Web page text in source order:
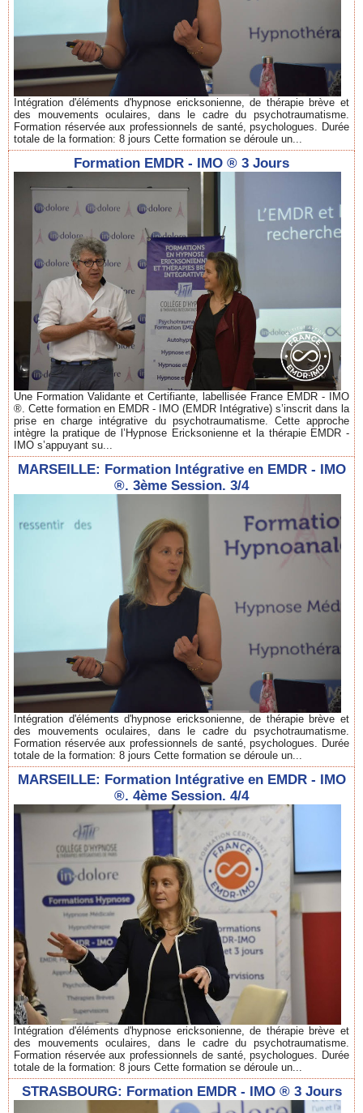
Intégration d'éléments d'hypnose ericksonienne, de thérapie brève et
des mouvements oculaires, dans le cadre du psychotraumatisme.
Formation réservée aux professionnels de santé, psychologues. Durée
totale de la formation: 8 jours Cette formation se déroule un...
Formation EMDR - IMO ® 3 Jours
Une Formation Validante et Certifiante, labellisée France EMDR - IMO
®. Cette formation en EMDR - IMO (EMDR Intégrative) s’inscrit dans la
prise en charge intégrative du psychotraumatisme. Cette approche
intègre la pratique de l’Hypnose Ericksonienne et la thérapie EMDR -
IMO s’appuyant su...
MARSEILLE: Formation Intégrative en EMDR - IMO
®. 3ème Session. 3/4
Intégration d'éléments d'hypnose ericksonienne, de thérapie brève et
des mouvements oculaires, dans le cadre du psychotraumatisme.
Formation réservée aux professionnels de santé, psychologues. Durée
totale de la formation: 8 jours Cette formation se déroule un...
MARSEILLE: Formation Intégrative en EMDR - IMO
®. 4ème Session. 4/4
Intégration d'éléments d'hypnose ericksonienne, de thérapie brève et
des mouvements oculaires, dans le cadre du psychotraumatisme.
Formation réservée aux professionnels de santé, psychologues. Durée
totale de la formation: 8 jours Cette formation se déroule un...
STRASBOURG: Formation EMDR - IMO ® 3 Jours